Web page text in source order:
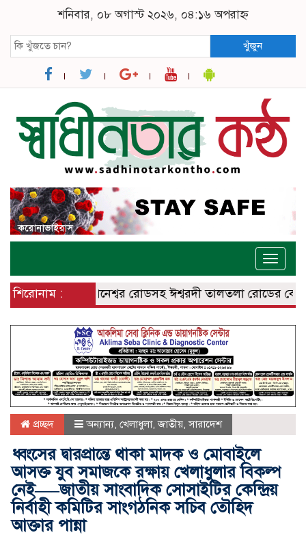
শনিবার, ০৮ অগাস্ট ২০২৬, ০৪:১৬ অপরাহ্ন
খুঁজুন
Toggle
শিরোনাম :
ঈশ্বরদী – বানেশ্বর রোডসহ ঈশ্বরদী তালতলা রোডের বেহালদশা
প্রচ্ছদ অন্যান্য, খেলাধুলা,জাতীয়,সারাদেশ
ধ্বংসের দ্বারপ্রান্তে থাকা মাদক ও মোবাইলে
আসক্ত যুব সমাজকে রক্ষায় খেলাধুলার বিকল্প
নেই—–জাতীয় সাংবাদিক সোসাইটির কেন্দ্রিয়
নির্বাহী কমিটির সাংগঠনিক সচিব তৌহিদ
আক্তার পান্না